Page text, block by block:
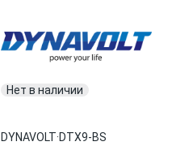
Нет в наличии
DYNAVOLT·DTX9-BS